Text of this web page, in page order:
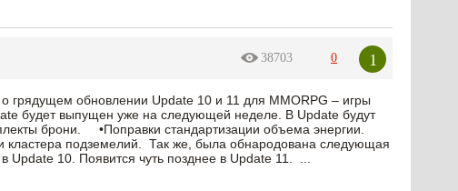
38703 0 1
о грядущем обновлении Update 10 и 11 для MMORPG – игры
будет выпущен уже на следующей неделе. В Update будут
брони. •Поправки стандартизации объема энергии.
кластера подземелий. Так же, была обнародована следующая
10. Появится чуть позднее в Update 11. ...